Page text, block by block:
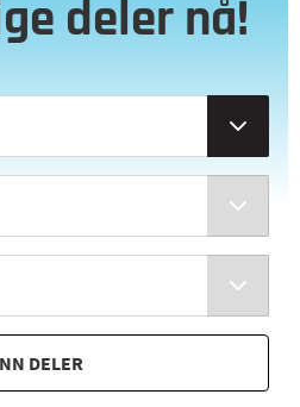
deler nå!
DELER